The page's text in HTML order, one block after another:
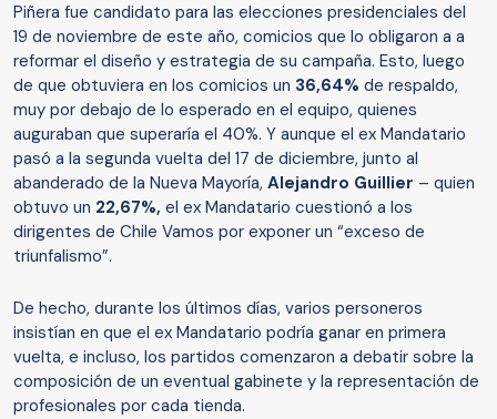
Piñera fue candidato para las elecciones presidenciales del
19 de noviembre de este año, comicios que lo obligaron a a
reformar el diseño y estrategia de su campaña. Esto, luego
de que obtuviera en los comicios un 36,64% de respaldo,
muy por debajo de lo esperado en el equipo, quienes
auguraban que superaría el 40%. Y aunque el ex Mandatario
pasó a la segunda vuelta del 17 de diciembre, junto al
abanderado de la Nueva Mayoría, Alejandro Guillier – quien
obtuvo un 22,67%, el ex Mandatario cuestionó a los
dirigentes de Chile Vamos por exponer un “exceso de
triunfalismo”.
De hecho, durante los últimos días, varios personeros
insistían en que el ex Mandatario podría ganar en primera
vuelta, e incluso, los partidos comenzaron a debatir sobre la
composición de un eventual gabinete y la representación de
profesionales por cada tienda.